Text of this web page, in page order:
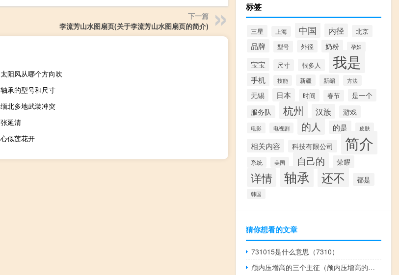
下一篇
李流芳山水图扇页(关于李流芳山水图扇页的简介)
太阳风从哪个方向吹
轴承的型号和尺寸
缅北多地武装冲突
张延清
心似莲花开
标签
三星 上海 中国 内径 北京
品牌 型号 外径 奶粉 孕妇
宝宝 尺寸 很多人 我是
手机 技能 新疆 新编 方法
无锡 日本 时间 春节
是一个
服务队
杭州 汉族 游戏
电影 电视剧 的人 的是 皮肤
相关内容 科技有限公司 简介
系统 美国 自己的 荣耀
详情 轴承 还不 都是
韩国
猜你想看的文章
731015是什么意思（7310）
颅内压增高的三个主征（颅内压增高的三主征是什么）